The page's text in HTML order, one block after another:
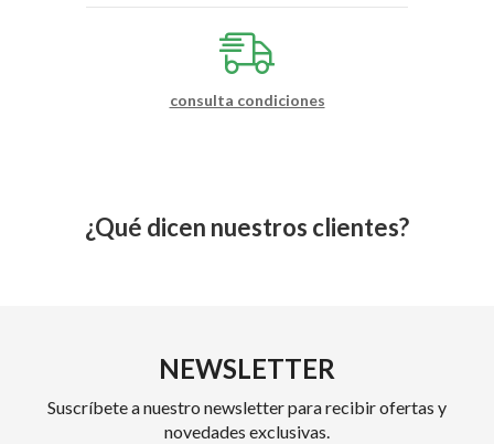
consulta condiciones
¿Qué dicen nuestros clientes?
NEWSLETTER
Suscríbete a nuestro newsletter para recibir ofertas y
novedades exclusivas.